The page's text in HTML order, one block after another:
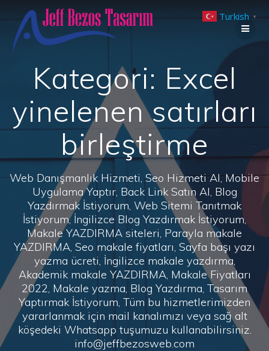
to
Kategori: Excel
yinelenen satırları
birleştirme
Web Danışmanlık Hizmeti, Seo Hizmeti Al, Mobile
Uygulama Yaptır, Back Link Satın Al, Blog
Yazdırmak İstiyorum, Web Sitemi Tanıtmak
İstiyorum, İngilizce Blog Yazdırmak İstiyorum,
Makale YAZDIRMA siteleri, Parayla makale
YAZDIRMA, Seo makale fiyatları, Sayfa başı yazı
yazma ücreti, İngilizce makale yazdırma,
Akademik makale YAZDIRMA, Makale Fiyatları
2022, Makale yazma, Blog Yazdırma, Tasarım
Yaptırmak İstiyorum, Tüm bu hizmetlerimizden
yararlanmak için mail kanalımızı veya sağ alt
köşedeki Whatsapp tuşumuzu kullanabilirsiniz.
info@jeffbezosweb.com
Turkish ▼